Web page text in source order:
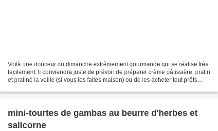
Voilà une douceur du dimanche extrêmement gourmande qui se réalise très
facilement. Il conviendra juste de prévoir de préparer crème pâtissière, pralin
et praliné la veille (si vous les faites maison) ou de les acheter tout prêts
mini-tourtes de gambas au beurre d'herbes et
salicorne